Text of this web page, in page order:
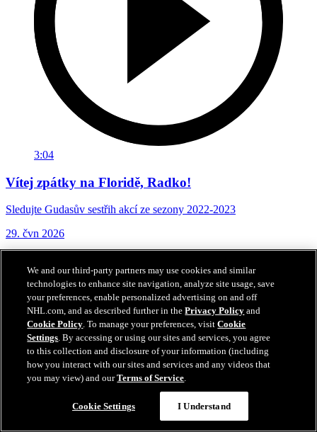
3:04
Vítej zpátky na Floridě, Radko!
Sledujte Gudasův sestřih akcí ze sezony 2022-2023
29. čvn 2026
We and our third-party partners may use cookies and similar
technologies to enhance site navigation, analyze site usage, save
your preferences, enable personalized advertising on and off
NHL.com, and as described further in thePrivacy Policy and
Cookie Policy. To manage your preferences, visitCookie
Settings. By accessing or using our sites and services, you agree
to this collection and disclosure of your information (including
how you interact with our sites and services and any videos that
you may view) and ourTerms of Service.
Cookie Settings I Understand